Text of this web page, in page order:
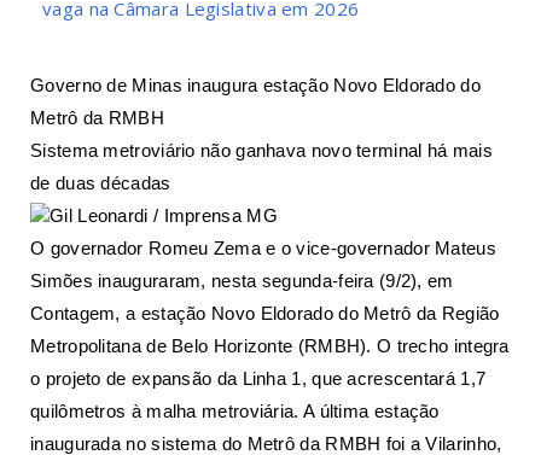
vaga na Câmara Legislativa em 2026
Governo de Minas inaugura estação Novo Eldorado do
Metrô da RMBH
Sistema metroviário não ganhava novo terminal há mais
de duas décadas
Gil Leonardi / Imprensa MG
O governador Romeu Zema e o vice-governador Mateus
Simões inauguraram, nesta segunda-feira (9/2), em
Contagem, a estação Novo Eldorado do Metrô da Região
Metropolitana de Belo Horizonte (RMBH). O trecho integra
o projeto de expansão da Linha 1, que acrescentará 1,7
quilômetros à malha metroviária. A última estação
inaugurada no sistema do Metrô da RMBH foi a Vilarinho,